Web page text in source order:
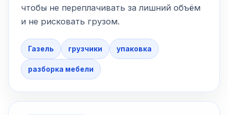
чтобы не переплачивать за лишний объём
и не рисковать грузом.
Газель грузчики упаковка
разборка мебели